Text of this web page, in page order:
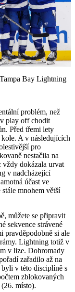
Bay Lightning
problém, než
play off chodit
Před třemi lety
A v následujících
pro
nestačila na
vždy dokázala urvat
v nadcházející
účast ve
mnohem větší
můžete se připravit
sekvence strávené
pravděpodobně si ale
Lightning totiž v
v lize. Dohromady
zařadilo až na
v této disciplíně s
zblokovaných
místo).